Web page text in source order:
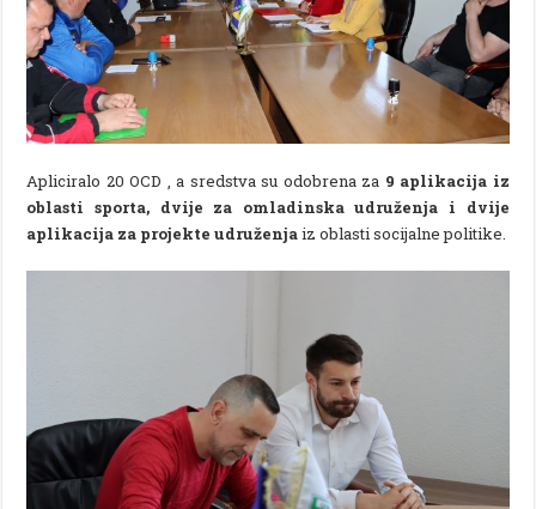
Apliciralo 20 OCD , a sredstva su odobrena za 9 aplikacija iz
oblasti sporta, dvije za omladinska udruženja i dvije
aplikacija za projekte udruženjaiz oblasti socijalne politike.